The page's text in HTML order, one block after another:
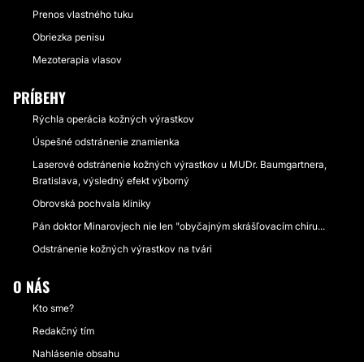
Prenos vlastného tuku
Obriezka penisu
Mezoterapia vlasov
PRÍBEHY
Rýchla operácia kožných výrastkov
Úspešné odstránenie znamienka
Laserové odstránenie kožných výrastkov u MUDr. Baumgartnera,
Bratislava, výsledný efekt výborný
Obrovská pochvala kliniky
Pán doktor Minarovjech nie len "obyčajným skrášľovacím chiru...
Odstránenie kožných výrastkov na tvári
O NÁS
Kto sme?
Redakčný tím
Nahlásenie obsahu